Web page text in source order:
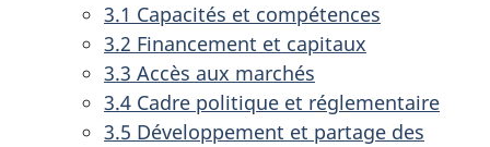
3.1 Capacités et compétences
3.2 Financement et capitaux
3.3 Accès aux marchés
3.4 Cadre politique et réglementaire
3.5 Développement et partage des